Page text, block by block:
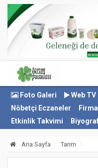
Foto Galeri Web TV
Nöbetçi Eczaneler
Etkinlik Takvimi
Ana Sayfa Tarım